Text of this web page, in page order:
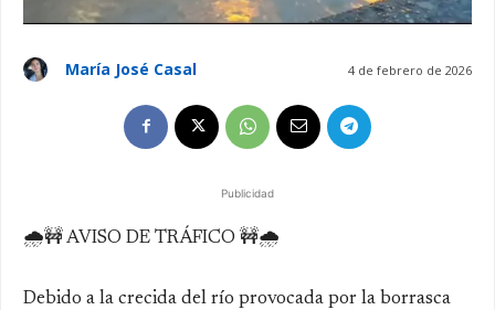
4 de febrero de 2026
María José Casal
Publicidad
🌧️🚧 AVISO DE TRÁFICO 🚧🌧️
Debido a la crecida del río provocada por la borrasca